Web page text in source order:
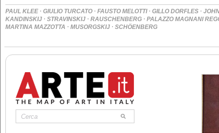
PAUL KLEE · GIULIO TURCATO · FAUSTO MELOTTI· GILLO DORFLES ·
KANDINSKIJ · STRAVINSKIJ · RAUSCHENBERG · PALAZZO MAGNANI
MARTINA MAZZOTTA · MUSORGSKIJ · SCHÖENBERG